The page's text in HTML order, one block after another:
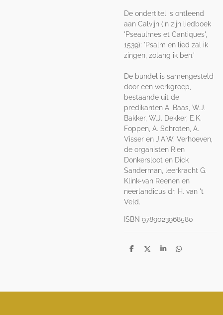
De ondertitel is ontleend
aan Calvijn (in zijn liedboek
'Pseaulmes et Cantiques',
1539): 'Psalm en lied zal ik
zingen, zolang ik ben.'
De bundel is samengesteld
door een werkgroep,
bestaande uit de
predikanten A. Baas, W.J.
Bakker, W.J. Dekker, E.K.
Foppen, A. Schroten, A.
Visser en J.A.W. Verhoeven,
de organisten Rien
Donkersloot en Dick
Sanderman, leerkracht G.
Klink-van Reenen en
neerlandicus dr. H. van 't
Veld.
ISBN 9789023968580
D
D
S
D